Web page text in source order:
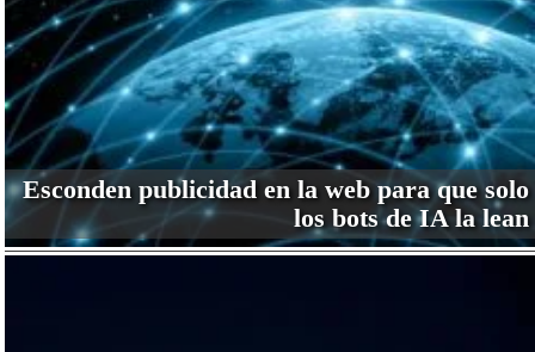
Esconden publicidad en la web para que solo
los bots de IA la lean